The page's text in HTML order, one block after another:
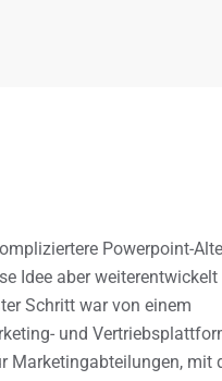
Powerpoint-
Idee aber
Schritt war von einem
und
Marketingabteilungen, mit